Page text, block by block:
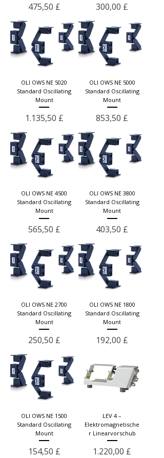
Preis
475,50 £ Preis
300,00 £
OLI OWS NE 5020
Standard Oscillating
Mount
Preis
1.135,50 £
OLI OWS NE 5000
Standard Oscillating
Mount
Preis
853,50 £
OLI OWS NE 4500
Standard Oscillating
Mount
Preis
565,50 £
OLI OWS NE 3800
Standard Oscillating
Mount
Preis
403,50 £
OLI OWS NE 2700
Standard Oscillating
Mount
Preis
250,50 £
OLI OWS NE 1800
Standard Oscillating
Mount
Preis
192,00 £
OLI OWS NE 1500
Standard Oscillating
Mount
Preis
154,50 £
LEV 4 –
Elektromagnetische
r Linearvorschub
Preis
1.220,00 £